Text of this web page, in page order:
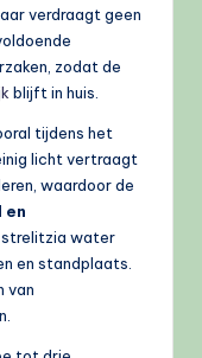
verdraagt geen
zodat de
blijft in huis.
tijdens het
licht vertraagt
waardoor de
en
water
en standplaats.
van